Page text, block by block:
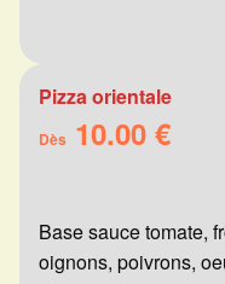
Pizza orientale
Dès 10.00 €
Base sauce tomate,
oignons, poivrons,